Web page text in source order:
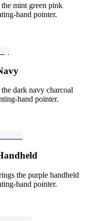
mint green pink
hand pointer.
dark navy charcoal
hand pointer.
the purple handheld
hand pointer.